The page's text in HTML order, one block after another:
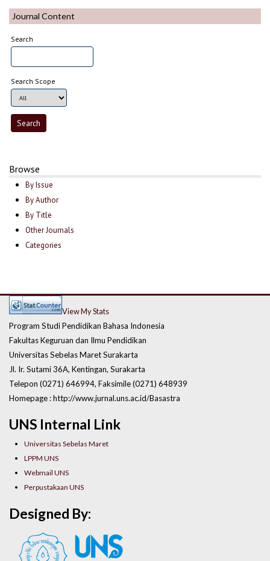
Journal Content
Search
Search Scope
Browse
By Issue
By Author
By Title
Other Journals
Categories
UNS Internal Link
Universitas Sebelas Maret
LPPM UNS
Webmail UNS
Perpustakaan UNS
View My Stats
Program Studi Pendidikan Bahasa Indonesia
Fakultas Keguruan dan Ilmu Pendidikan
Universitas Sebelas Maret Surakarta
Jl. Ir. Sutami 36A, Kentingan, Surakarta
Telepon (0271) 646994, Faksimile (0271) 648939
Homepage : http://www.jurnal.uns.ac.id/Basastra
Designed By: